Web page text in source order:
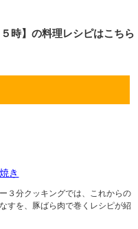
時】の料理レシピはこちら
き
３分クッキングでは、これからの
すを、豚ばら肉で巻くレシピが紹